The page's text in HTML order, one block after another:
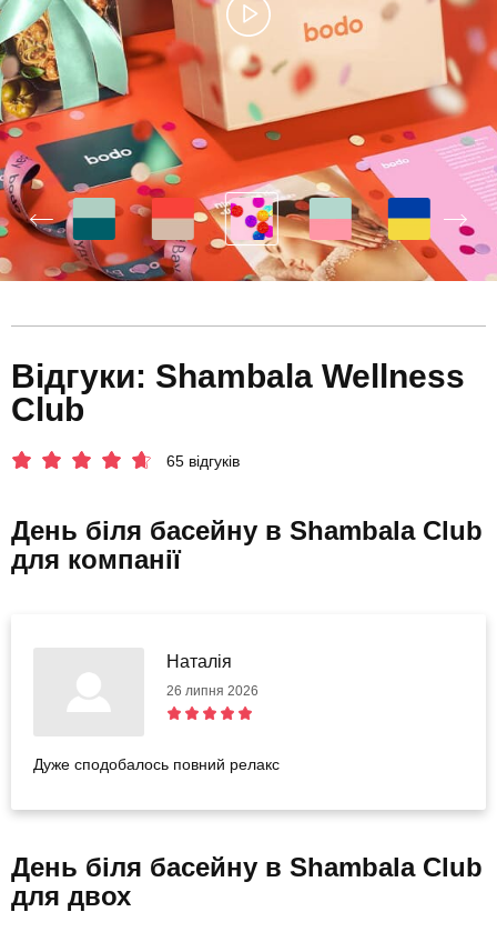
Відгуки: Shambala Wellness
Club
65 відгуків
День біля басейну в Shambala Club
для компанії
Наталія
26 липня 2026
Дуже сподобалось повний релакс
День біля басейну в Shambala Club
для двох